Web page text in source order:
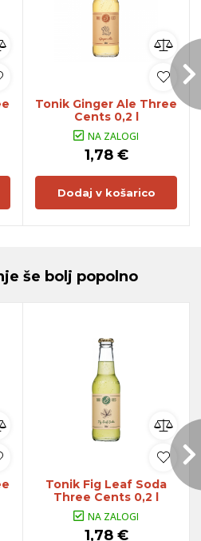
Tonik Ginger Ale Three
Cents 0,2 l
NA ZALOGI
1,78 €
Dodaj v košarico
še bolj popolno
Tonik Fig Leaf Soda
Three Cents 0,2 l
NA ZALOGI
1,78 €